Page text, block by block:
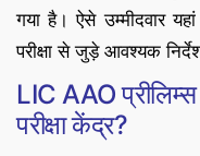
गया है। ऐसे उम्मीदवार
परीक्षा से जुड़े आवश्यक
LIC AAO
परीक्षा केंद्र?